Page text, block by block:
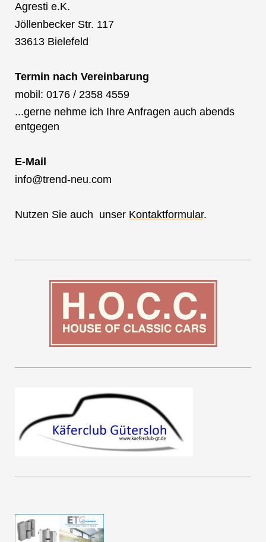
Agresti e.K.
Jöllenbecker Str. 117
33613 Bielefeld
Termin nach Vereinbarung
mobil: 0176 / 2358 4559
...gerne nehme ich Ihre Anfragen auch abends
entgegen
E-Mail
info@trend-neu.com
Nutzen Sie auch unser Kontaktformular.